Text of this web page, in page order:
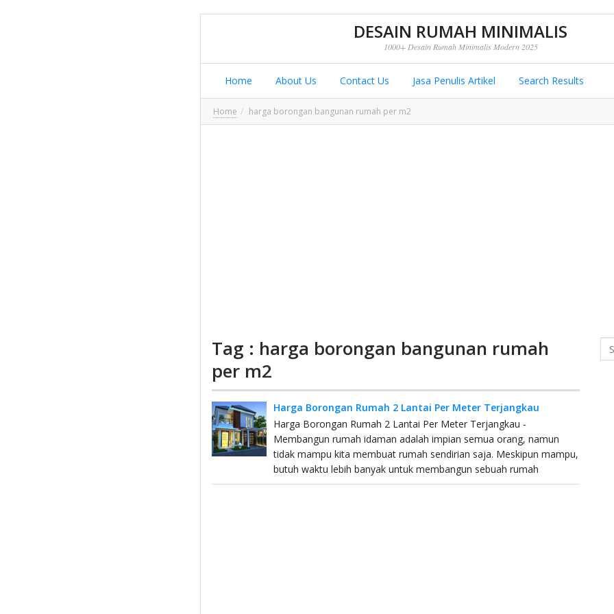
DESAIN RUMAH MINIMALIS
1000+ Desain Rumah Minimalis Modern 2025
Home About Us Contact Us Jasa Penulis Artikel Search Results
Home harga borongan bangunan rumah per m2
Tag : harga borongan bangunan rumah
per m2
Harga Borongan Rumah 2 Lantai Per Meter Terjangkau
Harga Borongan Rumah 2 Lantai Per Meter Terjangkau -
Membangun rumah idaman adalah impian semua orang, namun
tidak mampu kita membuat rumah sendirian saja. Meskipun mampu,
butuh waktu lebih banyak untuk membangun sebuah rumah